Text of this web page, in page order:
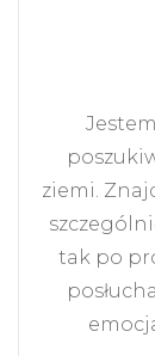
ziemi.
tak po